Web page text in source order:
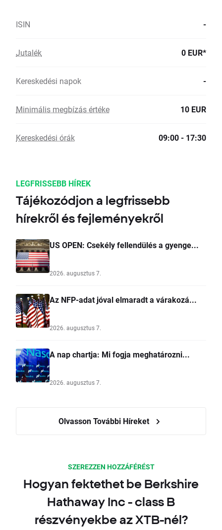
ISIN -
Jutalék 0 EUR*
Kereskedési napok -
Minimális megbízás értéke 10 EUR
Kereskedési órák 09:00 - 17:30
LEGFRISSEBB HÍREK
Tájékozódjon a legfrissebb
hírekről és fejleményekről
US OPEN: Csekély fellendülés a gyenge...
2026. augusztus 7.
Az NFP-adat jóval elmaradt a várakozá...
2026. augusztus 7.
A nap chartja: Mi fogja meghatározni...
2026. augusztus 7.
Olvasson További Híreket
SZEREZZEN HOZZÁFÉRÉST
Hogyan fektethet be Berkshire
Hathaway Inc - class B
részvényekbe az XTB-nél?